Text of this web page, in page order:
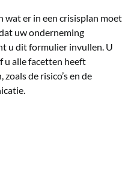
wat er in een crisisplan moet
uw onderneming
u dit formulier invullen. U
u alle facetten heeft
de risico’s en de